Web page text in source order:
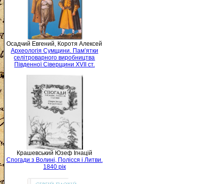
Осадчий Евгений, Коротя Алексей
Археологія Сумщини. Пам’ятки
селітроварного виробництва
Південної Сіверщини XVII ст.
Крашевський Юзеф Ігнацій
Спогади з Волині, Полісся і Литви.
1840 рік